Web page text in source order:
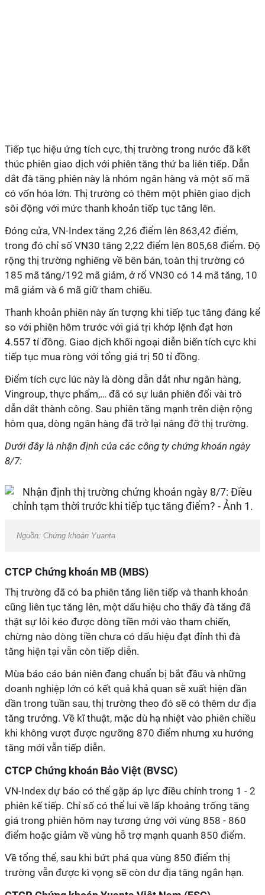
Tiếp tục hiệu ứng tích cực, thị trường trong nước đã kết
thúc phiên giao dịch với phiên tăng thứ ba liên tiếp. Dẫn
dắt đà tăng phiên này là nhóm ngân hàng và một số mã
có vốn hóa lớn. Thị trường có thêm một phiên giao dịch
sôi động với mức thanh khoản tiếp tục tăng lên.
Đóng cửa, VN-Index tăng 2,26 điểm lên 863,42 điểm,
trong đó chỉ số VN30 tăng 2,22 điểm lên 805,68 điểm. Độ
rộng thị trường nghiêng về bên bán, toàn thị trường có
185 mã tăng/192 mã giảm, ở rổ VN30 có 14 mã tăng, 10
mã giảm và 6 mã giữ tham chiếu.
Thanh khoản phiên này ấn tượng khi tiếp tục tăng đáng kể
so với phiên hôm trước với giá tṛi khớp lệnh đạt hơn
4.557 tỉ đồng. Giao dịch khối ngoại diễn biến tích cực khi
tiếp tục mua ròng với tổng giá trị 50 tỉ đồng.
Điểm tích cực lúc này là dòng dẫn dắt như ngân hàng,
Vingroup, thực phẩm,… đã có sự luân phiên đổi vài trò
dẫn dắt thành công. Sau phiên tăng mạnh trên diện rộng
hôm qua, dòng ngân hàng đã trở lại nâng đỡ thị trường.
Dưới đây là nhận định của các công ty chứng khoán ngày
8/7:
Nguồn: Chứng khoán Yuanta
CTCP Chứng khoán MB (MBS)
Thị trường đã có ba phiên tăng liên tiếp và thanh khoản
cũng liên tục tăng lên, một dấu hiệu cho thấy đà tăng đã
thật sự lôi kéo được dòng tiền mới vào tham chiến,
chừng nào dòng tiền chưa có dấu hiệu đạt đỉnh thì đà
tăng hiện tại vẫn còn tiếp diễn.
Mùa báo cáo bán niên đang chuẩn bị bắt đầu và những
doanh nghiệp lớn có kết quả khả quan sẽ xuất hiện dần
dần trong tuần sau, thị trường theo đó sẽ có thêm dư địa
tăng trưởng. Về kĩ thuật, mặc dù hạ nhiệt vào phiên chiều
khi không vượt được ngưỡng 870 điểm nhưng xu hướng
tăng mới vẫn tiếp diễn.
CTCP Chứng khoán Bảo Việt (BVSC)
VN-Index dự báo có thể gặp áp lực điều chỉnh trong 1 - 2
phiên kế tiếp. Chỉ số có thể lui về lấp khoảng trống tăng
giá trong phiên hôm nay tương ứng với vùng 858 - 860
điểm hoặc giảm về vùng hỗ trợ mạnh quanh 850 điểm.
Về tổng thể, sau khi bứt phá qua vùng 850 điểm thị
trường vẫn được kì vọng sẽ còn dư địa tăng ngắn hạn.